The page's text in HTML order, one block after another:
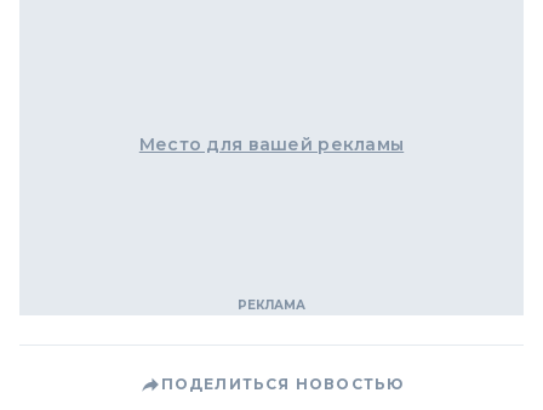
Место для вашей рекламы
ПОДЕЛИТЬСЯ НОВОСТЬЮ